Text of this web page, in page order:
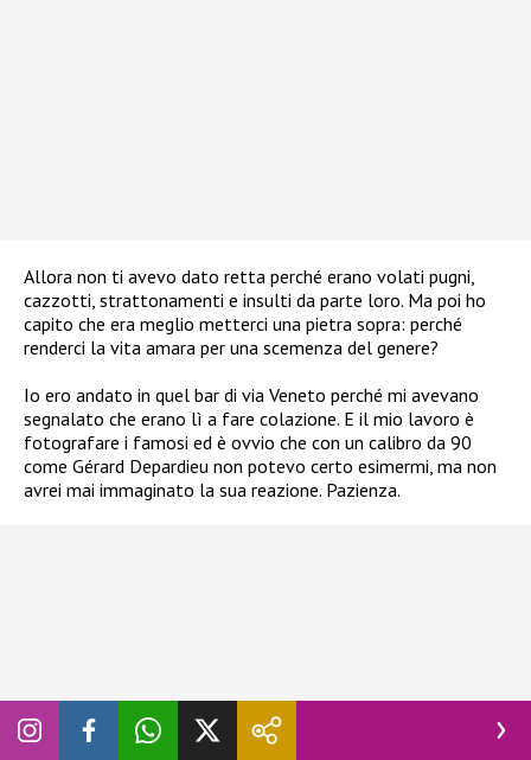
Allora non ti avevo dato retta perché erano volati pugni,
cazzotti, strattonamenti e insulti da parte loro. Ma poi ho
capito che era meglio metterci una pietra sopra: perché
renderci la vita amara per una scemenza del genere?
Io ero andato in quel bar di via Veneto perché mi avevano
segnalato che erano lì a fare colazione. E il mio lavoro è
fotografare i famosi ed è ovvio che con un calibro da 90
come Gérard Depardieu non potevo certo esimermi, ma non
avrei mai immaginato la sua reazione. Pazienza.